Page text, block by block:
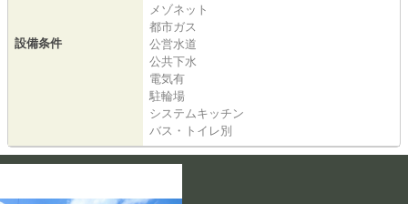
設備条件
メゾネット
都市ガス
公営水道
公共下水
電気有
駐輪場
システムキッチン
バス・トイレ別